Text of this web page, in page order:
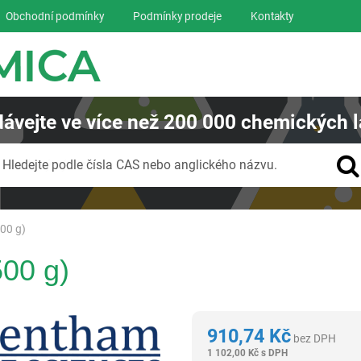
g)
g)
910,74 Kč bez DPH
1 102,00 Kč s DPH
Obchodní podmínky Podmínky prodeje Kontakty
ve více než200 000 chemických
Hledejte podle čísla CAS nebo anglického názvu.